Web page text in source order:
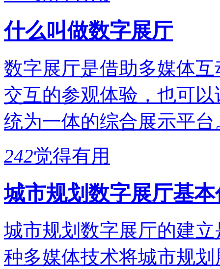
什么叫做数字展厅
数字展厅是借助多媒体
交互的参观体验，也可
统为一体的综合展示平台
242觉得有用
城市规划数字展厅基
城市规划数字展厅的建
种多媒体技术将城市规